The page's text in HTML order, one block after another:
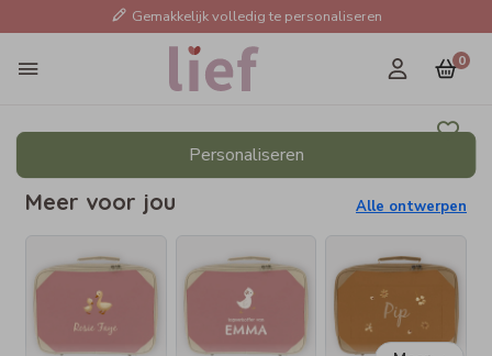
Gemakkelijk volledig te personaliseren
0
Personaliseren
Meer voor jou Alle ontwerpen